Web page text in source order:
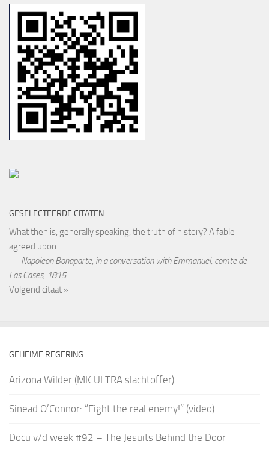
GESELECTEERDE CITATEN
What then is, generally speaking, the truth of history? A fable
agreed upon.
— Napoleon Bonaparte, in a conversation with Emmanuel, comte de
Las Cases, 1815
Volgend citaat »
GEHEIME REGERING
Arizona Wilder (MK ULTRA slachtoffer)
Sinead O’Connor: “Fight the real enemy!” (video)
Docu v/d week #92 – The Jesuits Behind the Door